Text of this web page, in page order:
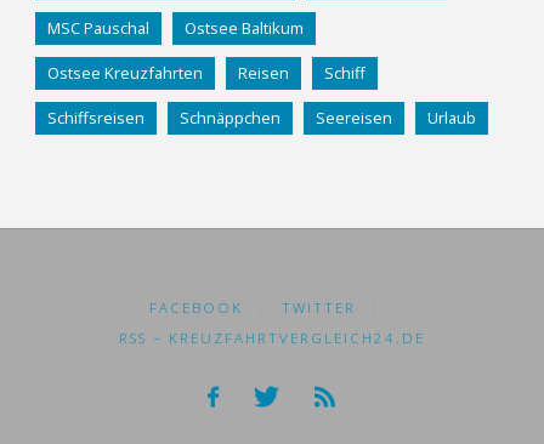
MSC Pauschal Ostsee Baltikum
Ostsee Kreuzfahrten Reisen Schiff
Schiffsreisen Schnäppchen Seereisen Urlaub
FACEBOOK TWITTER
RSS – KREUZFAHRTVERGLEICH24.DE